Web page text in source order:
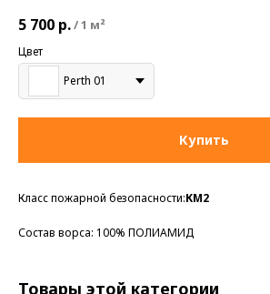
5 700 р./1 м²
Цвет
Perth 01
Купить
Класс пожарной безопасности:КМ2
Состав ворса: 100% ПОЛИАМИД
Товары этой категории